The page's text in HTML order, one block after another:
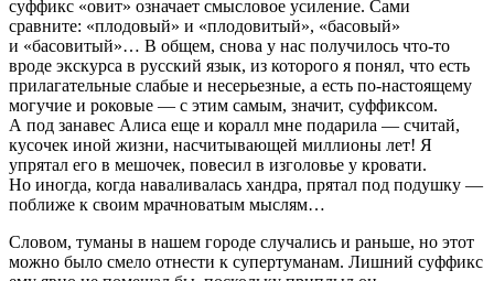
суффикс «овит» означает смысловое усиление. Сами
сравните: «плодовый» и «плодовитый», «басовый»
и «басовитый»… В общем, снова у нас получилось что-то
вроде экскурса в русский язык, из которого я понял, что есть
прилагательные слабые и несерьезные, а есть по-настоящему
могучие и роковые — с этим самым, значит, суффиксом.
А под занавес Алиса еще и коралл мне подарила — считай,
кусочек иной жизни, насчитывающей миллионы лет! Я
упрятал его в мешочек, повесил в изголовье у кровати.
Но иногда, когда наваливалась хандра, прятал под подушку —
поближе к своим мрачноватым мыслям…
Словом, туманы в нашем городе случались и раньше, но этот
можно было смело отнести к супертуманам. Лишний суффикс